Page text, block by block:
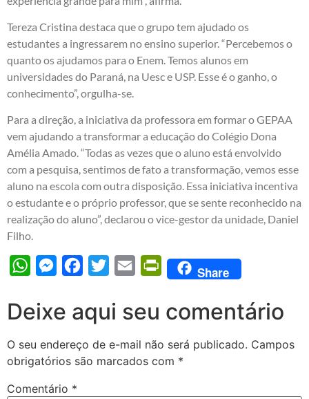
Tereza Cristina destaca que o grupo tem ajudado os
estudantes a ingressarem no ensino superior. “Percebemos o
quanto os ajudamos para o Enem. Temos alunos em
universidades do Paraná, na Uesc e USP. Esse é o ganho, o
conhecimento”, orgulha-se.
Para a direção, a iniciativa da professora em formar o GEPAA
vem ajudando a transformar a educação do Colégio Dona
Amélia Amado. “Todas as vezes que o aluno está envolvido
com a pesquisa, sentimos de fato a transformação, vemos esse
aluno na escola com outra disposição. Essa iniciativa incentiva
o estudante e o próprio professor, que se sente reconhecido na
realização do aluno”, declarou o vice-gestor da unidade, Daniel
Filho.
WhatsAppMessengerFacebook
Twitter Email PrintFriendly
Share
Deixe aqui seu comentário
O seu endereço de e-mail não será publicado. Campos
obrigatórios são marcados com *
Comentário *